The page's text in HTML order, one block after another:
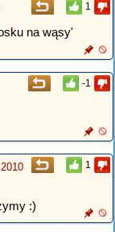
1
na wąsy'
-1
1
:)